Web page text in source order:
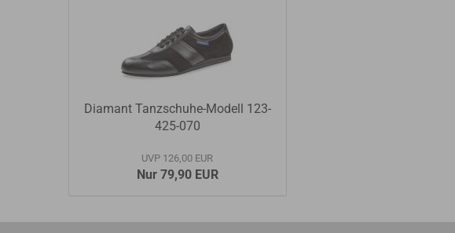
Diamant Tanzschuhe-Modell 123-
425-070
UVP 126,00 EUR
Nur 79,90 EUR